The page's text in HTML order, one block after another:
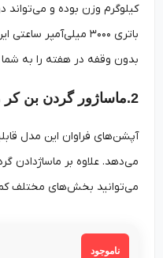
کیلوگرم وزن بوده و می‌تواند دور
باتری ۳۰۰۰ میلی‌آمپر ساعتی
بدون وقفه در هفته را به شما
آپشن‌های فراوان این مدل
می‌دهد. علاوه بر ماساژدادن گردن
می‌توانید بخش‌های مختلف کمر
ناموجود